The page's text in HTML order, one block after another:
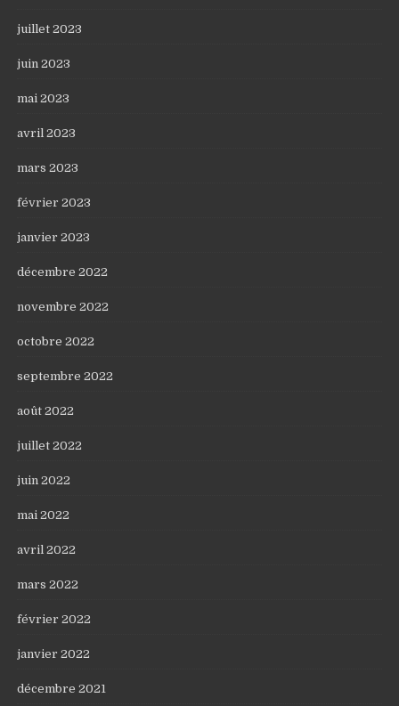
juillet 2023
juin 2023
mai 2023
avril 2023
mars 2023
février 2023
janvier 2023
décembre 2022
novembre 2022
octobre 2022
septembre 2022
août 2022
juillet 2022
juin 2022
mai 2022
avril 2022
mars 2022
février 2022
janvier 2022
décembre 2021